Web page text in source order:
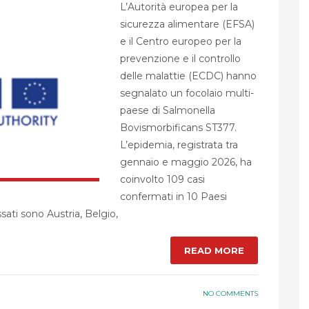
L’Autorità europea per la
sicurezza alimentare (EFSA)
e il Centro europeo per la
prevenzione e il controllo
delle malattie (ECDC) hanno
segnalato un focolaio multi-
paese di Salmonella
Bovismorbificans ST377.
L’epidemia, registrata tra
gennaio e maggio 2026, ha
coinvolto 109 casi
confermati in 10 Paesi
sono Austria, Belgio,
READ MORE
NO COMMENTS